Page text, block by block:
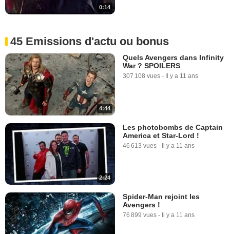
0:14
45 Emissions d'actu ou bonus
4:44
Quels Avengers dans Infinity
War ? SPOILERS
307 108 vues - Il y a 11 ans
2:24
Les photobombs de Captain
America et Star-Lord !
46 613 vues - Il y a 11 ans
Spider-Man rejoint les
Avengers !
76 899 vues - Il y a 11 ans